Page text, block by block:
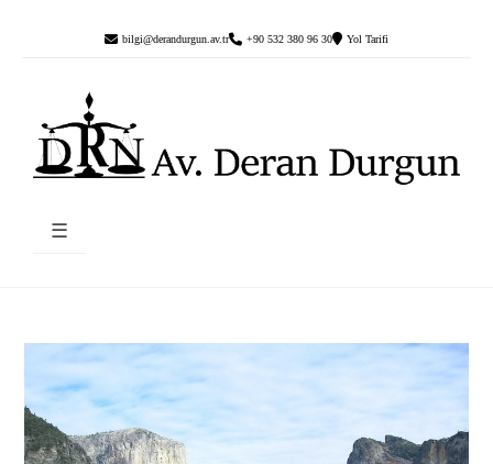
bilgi@derandurgun.av.tr +90 532 380 96 30 Yol Tarifi
☰